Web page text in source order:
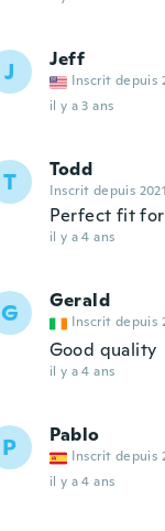
J Jeff
Inscrit depuis
il y a 3 ans
T Todd
Inscrit depuis 2021
Perfect fit
il y a 4 ans
G Gerald
Inscrit depuis
Good quality
il y a 4 ans
P Pablo
Inscrit depuis
il y a 4 ans